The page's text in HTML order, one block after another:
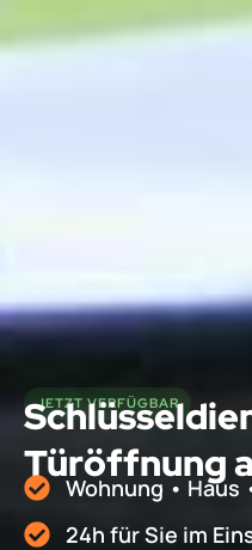
JETZT VERFÜGBAR
Türöffnung
Wohnung • Haus
24h für Sie im